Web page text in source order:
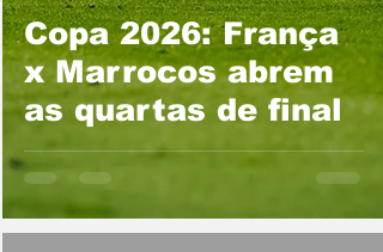
Copa 2026: França
x Marrocos abrem
as quartas de final